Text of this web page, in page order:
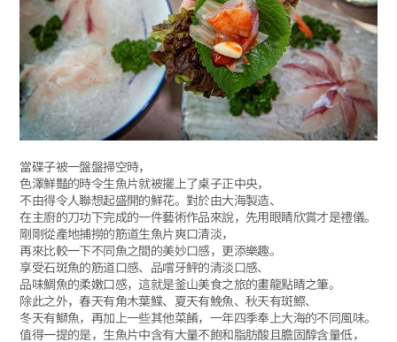
當碟子被一盤盤掃空時，
色澤鮮豔的時令生魚片就被擺上了桌子正中央，
不由得令人聯想起盛開的鮮花。對於由大海製造、
在主廚的刀功下完成的一件藝術作品來說，先用眼睛欣賞才是禮儀。
剛剛從產地捕撈的筋道生魚片爽口清淡，
再來比較一下不同魚之間的美妙口感，更添樂趣。
享受石斑魚的筋道口感、品嚐牙鮃的清淡口感、
品味鯛魚的柔嫩口感，這就是釜山美食之旅的畫龍點睛之筆。
除此之外，春天有角木葉鰈、夏天有鮸魚、秋天有斑鰶、
冬天有鰤魚，再加上一些其他菜餚，一年四季奉上大海的不同風味。
值得一提的是，生魚片中含有大量不飽和脂肪酸且膽固醇含量低，